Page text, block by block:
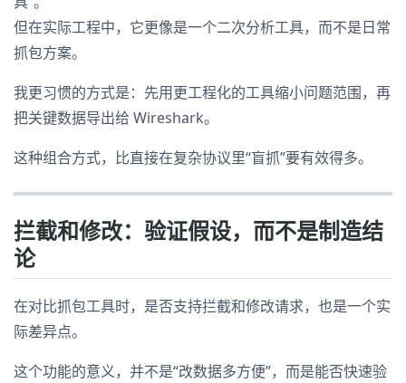
但在实际工程中，它更像是一个二次分析工具，而不是日常
抓包方案。
我更习惯的方式是：先用更工程化的工具缩小问题范围，再
把关键数据导出给 Wireshark。
这种组合方式，比直接在复杂协议里“盲抓”要有效得多。
拦截和修改：验证假设，而不是制造结
论
在对比抓包工具时，是否支持拦截和修改请求，也是一个实
际差异点。
这个功能的意义，并不是“改数据多方便”，而是能否快速验